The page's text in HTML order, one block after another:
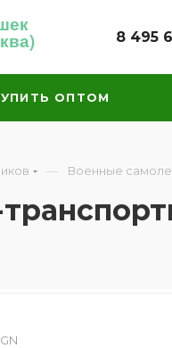
8 495
ОПТОМ
— Военные